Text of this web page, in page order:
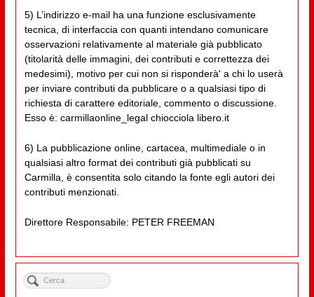
5) L’indirizzo e-mail ha una funzione esclusivamente
tecnica, di interfaccia con quanti intendano comunicare
osservazioni relativamente al materiale già pubblicato
(titolarità delle immagini, dei contributi e correttezza dei
medesimi), motivo per cui non si risponderà' a chi lo userà
per inviare contributi da pubblicare o a qualsiasi tipo di
richiesta di carattere editoriale, commento o discussione.
Esso è: carmillaonline_legal chiocciola libero.it
6) La pubblicazione online, cartacea, multimediale o in
qualsiasi altro format dei contributi già pubblicati su
Carmilla, è consentita solo citando la fonte egli autori dei
contributi menzionati.
Direttore Responsabile: PETER FREEMAN